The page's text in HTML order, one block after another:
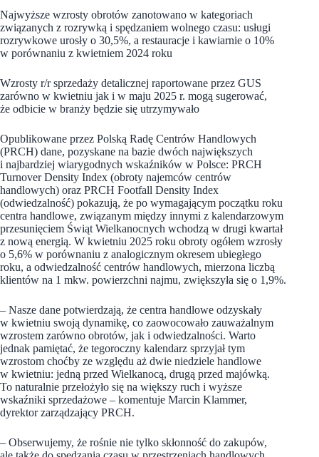
Najwyższe wzrosty obrotów zanotowano w kategoriach
związanych z rozrywką i spędzaniem wolnego czasu: usługi
rozrywkowe urosły o 30,5%, a restauracje i kawiarnie o 10%
w porównaniu z kwietniem 2024 roku
Wzrosty r/r sprzedaży detalicznej raportowane przez GUS
zarówno w kwietniu jak i w maju 2025 r. mogą sugerować,
że odbicie w branży będzie się utrzymywało
Opublikowane przez Polską Radę Centrów Handlowych
(PRCH) dane, pozyskane na bazie dwóch największych
i najbardziej wiarygodnych wskaźników w Polsce: PRCH
Turnover Density Index (obroty najemców centrów
handlowych) oraz PRCH Footfall Density Index
(odwiedzalność) pokazują, że po wymagającym początku roku
centra handlowe, związanym między innymi z kalendarzowym
przesunięciem Świąt Wielkanocnych wchodzą w drugi kwartał
z nową energią. W kwietniu 2025 roku obroty ogółem wzrosły
o 5,6% w porównaniu z analogicznym okresem ubiegłego
roku, a odwiedzalność centrów handlowych, mierzona liczbą
klientów na 1 mkw. powierzchni najmu, zwiększyła się o 1,9%.
– Nasze dane potwierdzają, że centra handlowe odzyskały
w kwietniu swoją dynamikę, co zaowocowało zauważalnym
wzrostem zarówno obrotów, jak i odwiedzalności. Warto
jednak pamiętać, że tegoroczny kalendarz sprzyjał tym
wzrostom choćby ze względu aż dwie niedziele handlowe
w kwietniu: jedną przed Wielkanocą, drugą przed majówką.
To naturalnie przełożyło się na większy ruch i wyższe
wskaźniki sprzedażowe – komentuje Marcin Klammer,
dyrektor zarządzający PRCH.
– Obserwujemy, że rośnie nie tylko skłonność do zakupów,